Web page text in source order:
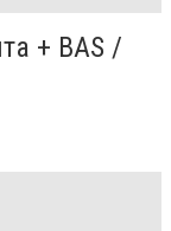
+ BAS /